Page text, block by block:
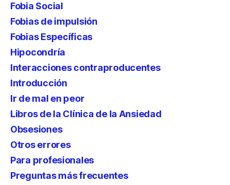
Fobia Social
Fobias de impulsión
Fobias Específicas
Hipocondría
Interacciones contraproducentes
Introducción
Ir de mal en peor
Libros de la Clínica de la Ansiedad
Obsesiones
Otros errores
Para profesionales
Preguntas más frecuentes